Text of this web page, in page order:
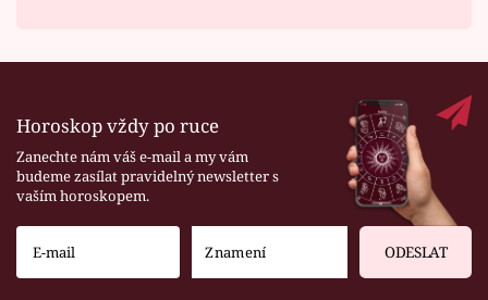
Horoskop vždy po ruce
Zanechte nám váš e-mail a my vám
budeme zasílat pravidelný newsletter s
vaším horoskopem.
ODESLAT